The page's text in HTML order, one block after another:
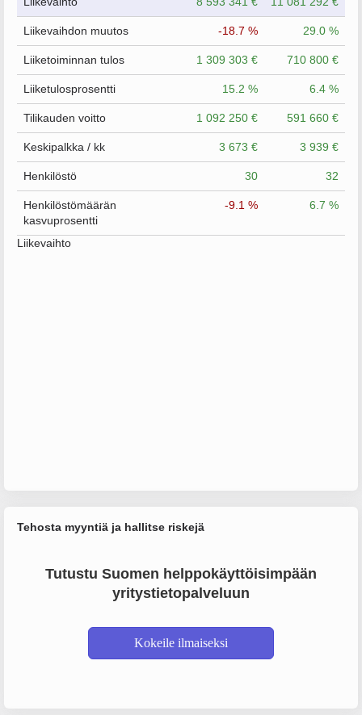
Liikevaihdon muutos -18.7 % 29.0 %
Liiketoiminnan tulos 1 309 303 € 710 800 €
Liiketulosprosentti 15.2 % 6.4 %
Tilikauden voitto 1 092 250 € 591 660 €
Keskipalkka / kk 3 673 € 3 939 €
Henkilöstö 30 32
Henkilöstömäärän
kasvuprosentti
-9.1 % 6.7 %
Liikevaihto
Tehosta myyntiä ja hallitse riskejä
Tutustu Suomen helppokäyttöisimpään
yritystietopalveluun
Kokeile ilmaiseksi